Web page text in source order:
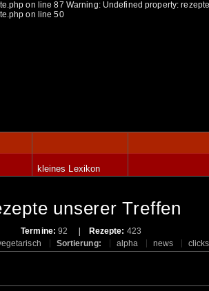
on line 87 Warning: Undefined property:
on line 50
kleines Lexikon
unserer Treffen
Termine:92 Rezepte: 423
Sortierung: alpha news clicks